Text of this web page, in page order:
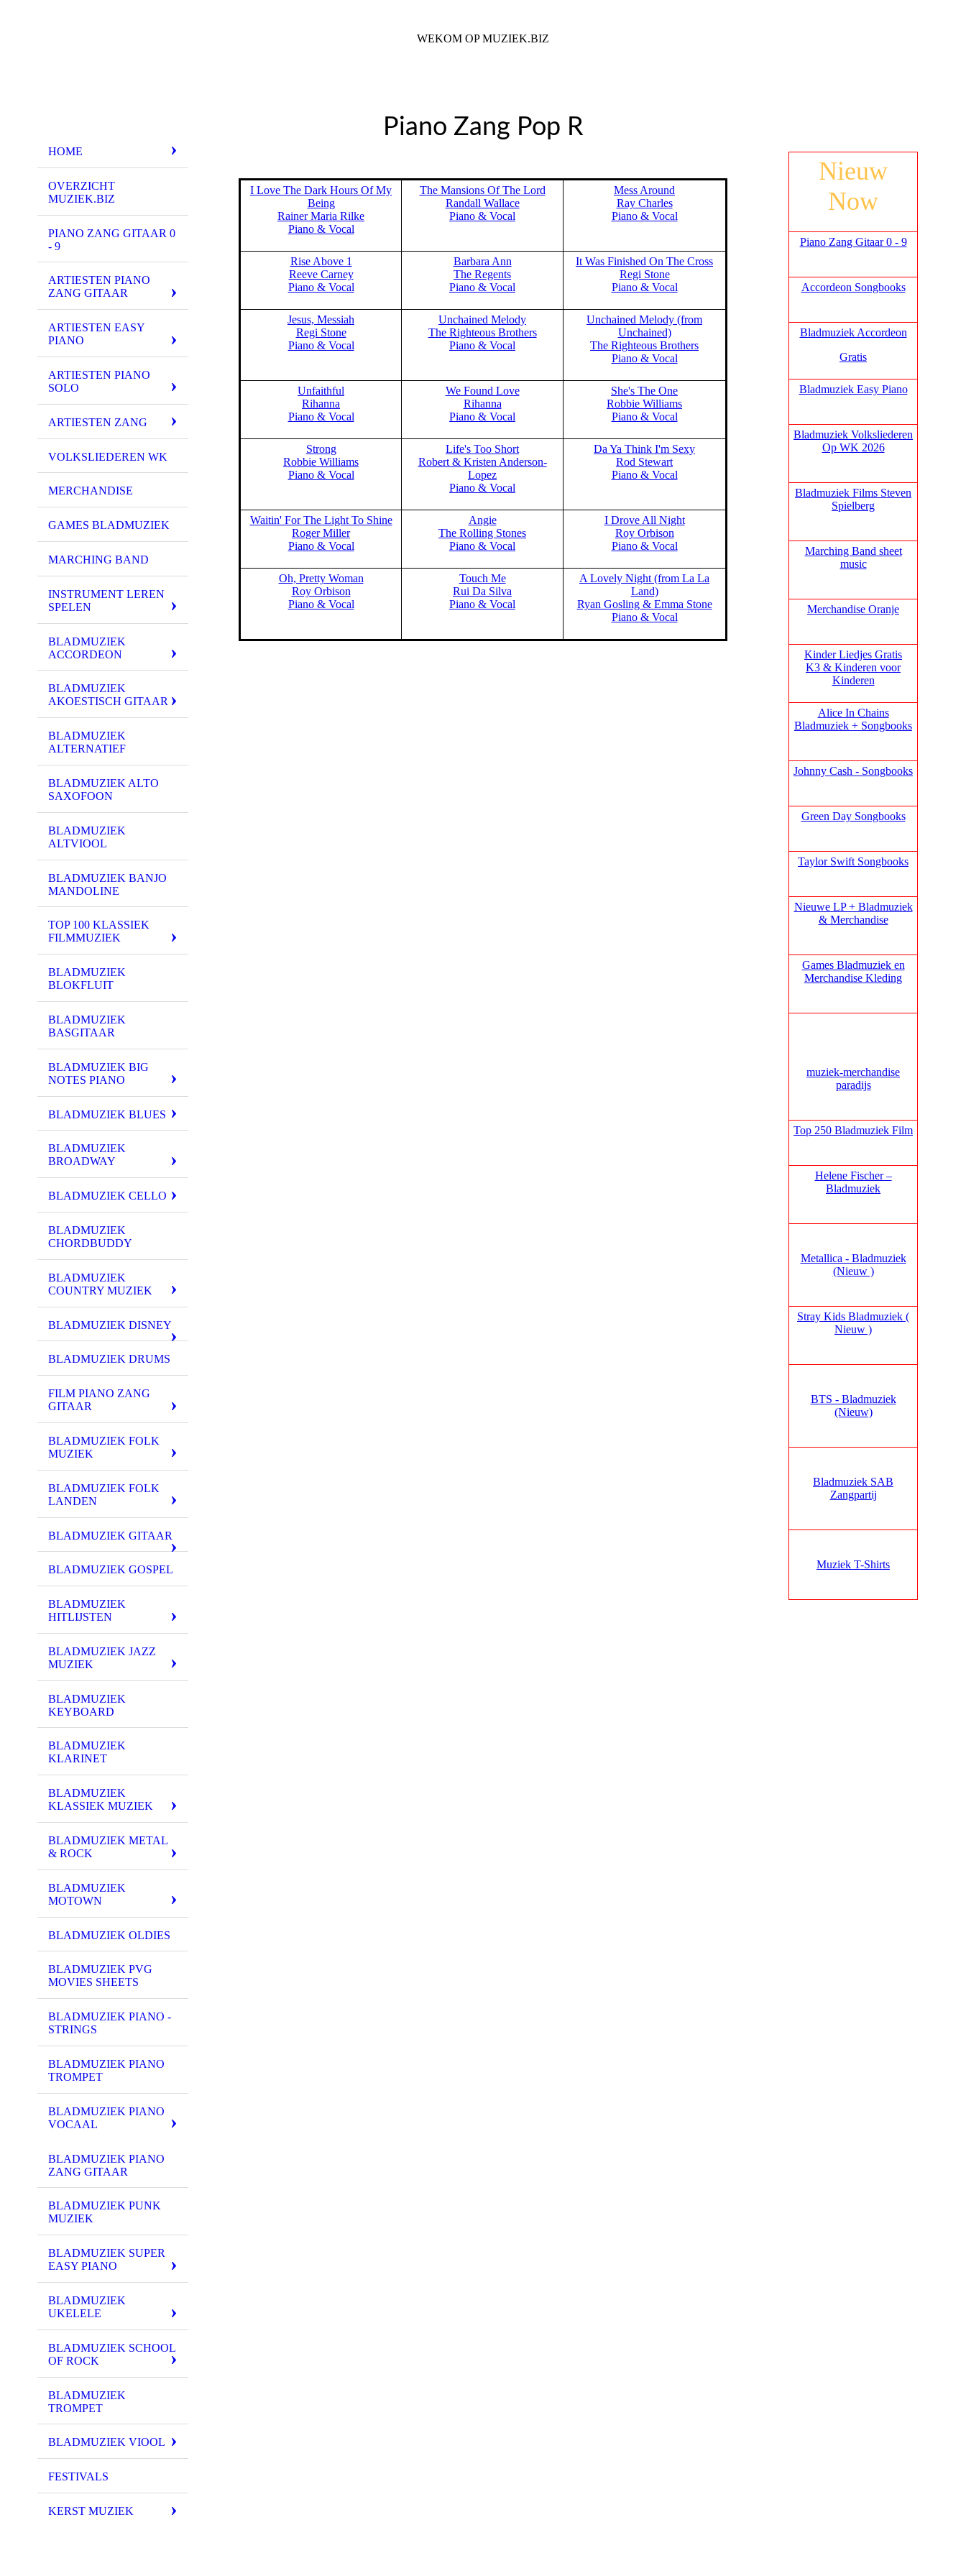
HOME
OVERZICHT
MUZIEK.BIZ
PIANO ZANG GITAAR 0
- 9
ARTIESTEN PIANO
ZANG GITAAR
ARTIESTEN EASY
PIANO
ARTIESTEN PIANO
SOLO
ARTIESTEN ZANG
VOLKSLIEDEREN WK
MERCHANDISE
GAMES BLADMUZIEK
MARCHING BAND
INSTRUMENT LEREN
SPELEN
BLADMUZIEK
ACCORDEON
BLADMUZIEK
AKOESTISCH GITAAR
BLADMUZIEK
ALTERNATIEF
BLADMUZIEK ALTO
SAXOFOON
BLADMUZIEK
ALTVIOOL
BLADMUZIEK BANJO
MANDOLINE
TOP 100 KLASSIEK
FILMMUZIEK
BLADMUZIEK
BLOKFLUIT
BLADMUZIEK
BASGITAAR
BLADMUZIEK BIG
NOTES PIANO
BLADMUZIEK BLUES
BLADMUZIEK
BROADWAY
BLADMUZIEK CELLO
BLADMUZIEK
CHORDBUDDY
BLADMUZIEK
COUNTRY MUZIEK
BLADMUZIEK DISNEY
BLADMUZIEK DRUMS
FILM PIANO ZANG
GITAAR
BLADMUZIEK FOLK
MUZIEK
BLADMUZIEK FOLK
LANDEN
BLADMUZIEK GITAAR
BLADMUZIEK GOSPEL
BLADMUZIEK
HITLIJSTEN
BLADMUZIEK JAZZ
MUZIEK
BLADMUZIEK
KEYBOARD
BLADMUZIEK
KLARINET
BLADMUZIEK
KLASSIEK MUZIEK
BLADMUZIEK METAL
& ROCK
BLADMUZIEK
MOTOWN
BLADMUZIEK OLDIES
BLADMUZIEK PVG
MOVIES SHEETS
BLADMUZIEK PIANO -
STRINGS
BLADMUZIEK PIANO
TROMPET
BLADMUZIEK PIANO
VOCAAL
BLADMUZIEK PIANO
ZANG GITAAR
BLADMUZIEK PUNK
MUZIEK
BLADMUZIEK SUPER
EASY PIANO
BLADMUZIEK
UKELELE
BLADMUZIEK SCHOOL
OF ROCK
BLADMUZIEK
TROMPET
BLADMUZIEK VIOOL
FESTIVALS
KERST MUZIEK
WEKOM OP MUZIEK.BIZ
Piano Zang Pop R
I Love The Dark Hours Of My
Being
Rainer Maria Rilke
Piano & Vocal
The Mansions Of The Lord
Randall Wallace
Piano & Vocal
Mess Around
Ray Charles
Piano & Vocal
Rise Above 1
Reeve Carney
Piano & Vocal
Barbara Ann
The Regents
Piano & Vocal
It Was Finished On The Cross
Regi Stone
Piano & Vocal
Jesus, Messiah
Regi Stone
Piano & Vocal
Unchained Melody
The Righteous Brothers
Piano & Vocal
Unchained Melody (from
Unchained)
The Righteous Brothers
Piano & Vocal
Unfaithful
Rihanna
Piano & Vocal
We Found Love
Rihanna
Piano & Vocal
She's The One
Robbie Williams
Piano & Vocal
Strong
Robbie Williams
Piano & Vocal
Life's Too Short
Robert & Kristen Anderson-
Lopez
Piano & Vocal
Da Ya Think I'm Sexy
Rod Stewart
Piano & Vocal
Waitin' For The Light To Shine
Roger Miller
Piano & Vocal
Angie
The Rolling Stones
Piano & Vocal
I Drove All Night
Roy Orbison
Piano & Vocal
Oh, Pretty Woman
Roy Orbison
Piano & Vocal
Touch Me
Rui Da Silva
Piano & Vocal
A Lovely Night (from La La
Land)
Ryan Gosling & Emma Stone
Piano & Vocal
Nieuw
Now
Piano Zang Gitaar 0 - 9
Accordeon Songbooks
Bladmuziek Accordeon
Gratis
Bladmuziek Easy Piano
Bladmuziek Volksliederen
Op WK 2026
Bladmuziek Films Steven
Spielberg
Marching Band sheet
music
Merchandise Oranje
Kinder Liedjes Gratis
K3 & Kinderen voor
Kinderen
Alice In Chains
Bladmuziek + Songbooks
Johnny Cash - Songbooks
Green Day Songbooks
Taylor Swift Songbooks
Nieuwe LP + Bladmuziek
& Merchandise
Games Bladmuziek en
Merchandise Kleding
muziek‑merchandise
paradijs
Top 250 Bladmuziek Film
Helene Fischer –
Bladmuziek
Metallica - Bladmuziek
(Nieuw )
Stray Kids Bladmuziek (
Nieuw )
BTS - Bladmuziek
(Nieuw)
Bladmuziek SAB
Zangpartij
Muziek T-Shirts